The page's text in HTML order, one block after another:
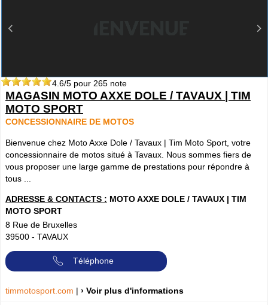
4.6/5 pour 265 note
MAGASIN MOTO AXXE DOLE / TAVAUX | TIM
MOTO SPORT
CONCESSIONNAIRE DE MOTOS
Bienvenue chez Moto Axxe Dole / Tavaux | Tim Moto Sport, votre
concessionnaire de motos situé à Tavaux. Nous sommes fiers de
vous proposer une large gamme de prestations pour répondre à
tous ...
ADRESSE & CONTACTS : MOTO AXXE DOLE / TAVAUX | TIM
MOTO SPORT
8 Rue de Bruxelles
39500 - TAVAUX
Téléphone
timmotosport.com | › Voir plus d'informations